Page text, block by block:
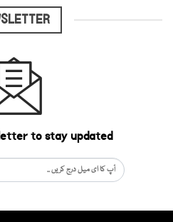
to stay updated.